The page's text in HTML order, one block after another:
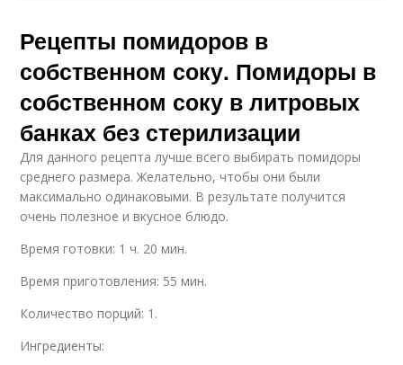
Рецепты помидоров в
собственном соку. Помидоры в
собственном соку в литровых
банках без стерилизации
Для данного рецепта лучше всего выбирать помидоры
среднего размера. Желательно, чтобы они были
максимально одинаковыми. В результате получится
очень полезное и вкусное блюдо.
Время готовки: 1 ч. 20 мин.
Время приготовления: 55 мин.
Количество порций: 1.
Ингредиенты: